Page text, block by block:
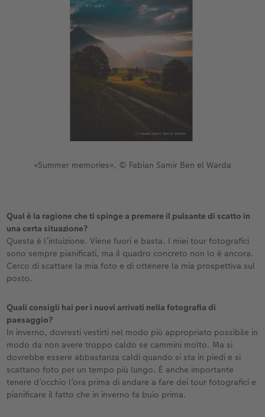
«Summer memories», © Fabian Samir Ben el Warda
Qual è la ragione che ti spinge a premere il pulsante di scatto in
una certa situazione?
Questa è l’intuizione. Viene fuori e basta. I miei tour fotografici
sono sempre pianificati, ma il quadro concreto non lo è ancora.
Cerco di scattare la mia foto e di ottenere la mia prospettiva sul
posto.
Quali consigli hai per i nuovi arrivati nella fotografia di
paesaggio?
In inverno, dovresti vestirti nel modo più appropriato possibile in
modo da non avere troppo caldo se cammini molto. Ma si
dovrebbe essere abbastanza caldi quando si sta in piedi e si
scattano foto per un tempo più lungo. È anche importante
tenere d’occhio l’ora prima di andare a fare dei tour fotografici e
pianificare il fatto che in inverno fa buio prima.